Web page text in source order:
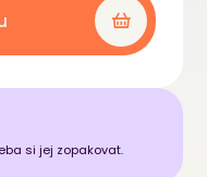
si jej zopakovat.